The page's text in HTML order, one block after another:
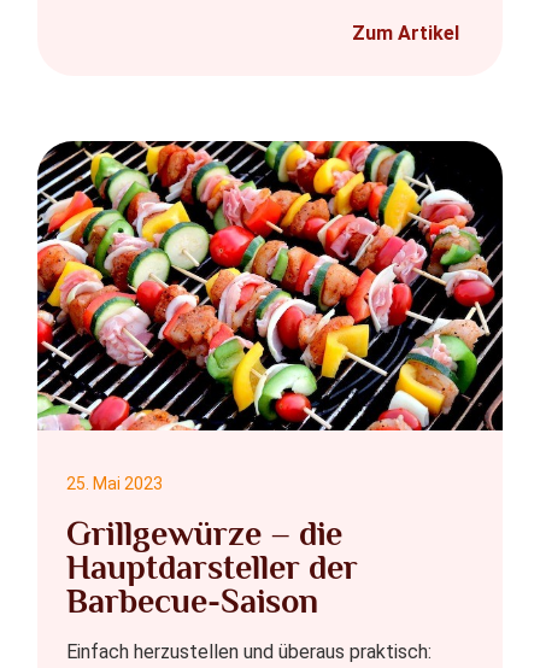
Zum Artikel
Grillgewürze – die
Hauptdarsteller der
Barbecue-Saison
25. Mai 2023
Einfach herzustellen und überaus praktisch: